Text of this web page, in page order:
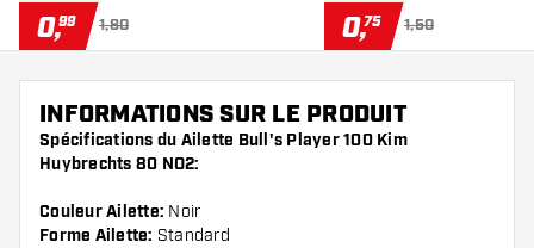
0,99 1,80 0,75 1,50
INFORMATIONS SUR LE PRODUIT
Spécifications du Ailette Bull's Player 100 Kim
Huybrechts 80 NO2:
Couleur Ailette: Noir
Forme Ailette: Standard